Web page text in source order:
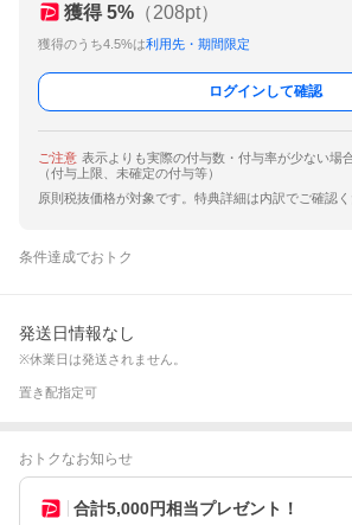
獲得 5% （208pt）
獲得のうち4.5%は利用先・期間限定
ログインして確認
ご注意 表示よりも実際の付与数・付与率が少ない場
（付与上限、未確定の付与等）
原則税抜価格が対象です。特典詳細は内訳でご確認く
条件達成でおトク
発送日情報なし
※休業日は発送されません。
置き配指定可
おトクなお知らせ
合計5,000円相当プレゼント！